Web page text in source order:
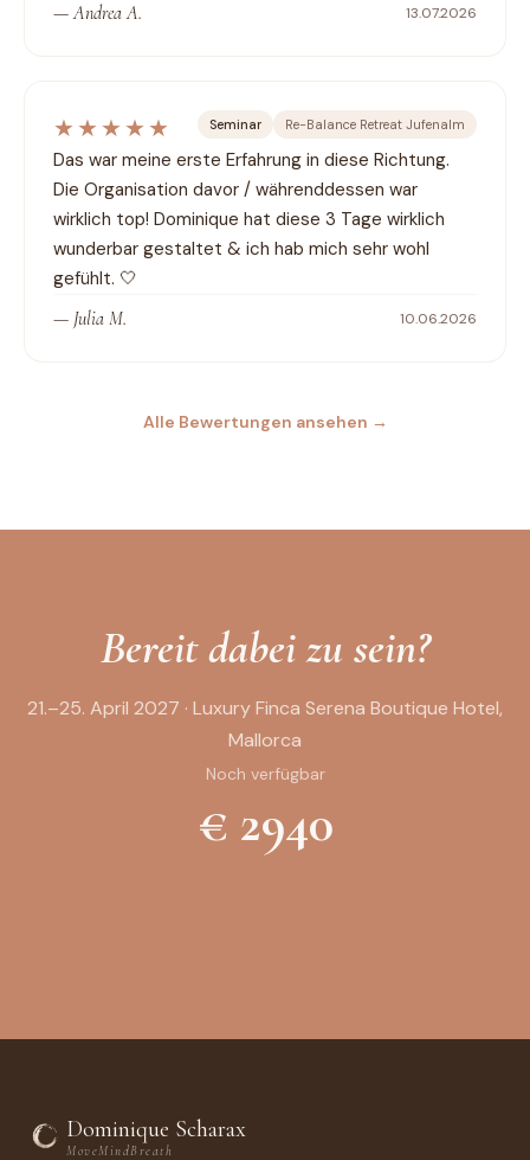
—Andrea A. 13.07.2026
★★★★★ Seminar Re-Balance Retreat Jufenalm
Das war meine erste Erfahrung in diese Richtung.
Die Organisation davor / währenddessen war
wirklich top! Dominique hat diese 3 Tage wirklich
wunderbar gestaltet & ich hab mich sehr wohl
gefühlt. 🤍
— Julia M. 10.06.2026
Alle Bewertungen ansehen →
Bereit dabei zu sein?
21.–25. April 2027 · Luxury Finca Serena Boutique Hotel,
Mallorca
Noch verfügbar
€ 2940
Dominique Scharax
MoveMindBreath